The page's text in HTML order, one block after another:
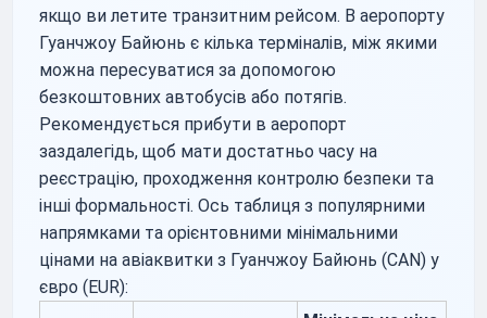
якщо ви летите транзитним рейсом. В аеропорту
Гуанчжоу Байюнь є кілька терміналів, між якими
можна пересуватися за допомогою
безкоштовних автобусів або потягів.
Рекомендується прибути в аеропорт
заздалегідь, щоб мати достатньо часу на
реєстрацію, проходження контролю безпеки та
інші формальності. Ось таблиця з популярними
напрямками та орієнтовними мінімальними
цінами на авіаквитки з Гуанчжоу Байюнь (CAN) у
євро (EUR):